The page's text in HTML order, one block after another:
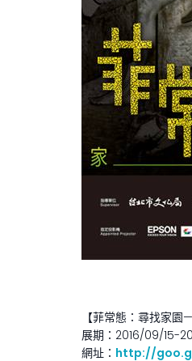
【菲常態：尋找家園
展期：2016/09/15-
網址： http://